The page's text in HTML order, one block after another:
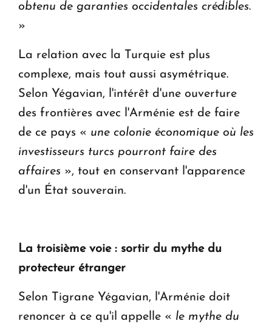
obtenu de garanties occidentales crédibles.
»
La relation avec la Turquie est plus
complexe, mais tout aussi asymétrique.
Selon Yégavian, l'intérêt d'une ouverture
des frontières avec l'Arménie est de faire
de ce pays « une colonie économique où les
investisseurs turcs pourront faire des
affaires », tout en conservant l'apparence
d'un État souverain.
La troisième voie : sortir du mythe du
protecteur étranger
Selon Tigrane Yégavian, l'Arménie doit
renoncer à ce qu'il appelle « le mythe du